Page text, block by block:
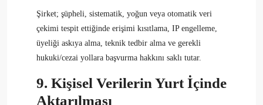
Şirket; şüpheli, sistematik, yoğun veya otomatik veri
çekimi tespit ettiğinde erişimi kısıtlama, IP engelleme,
üyeliği askıya alma, teknik tedbir alma ve gerekli
hukuki/cezai yollara başvurma hakkını saklı tutar.
9. Kişisel Verilerin Yurt İçinde
Aktarılması